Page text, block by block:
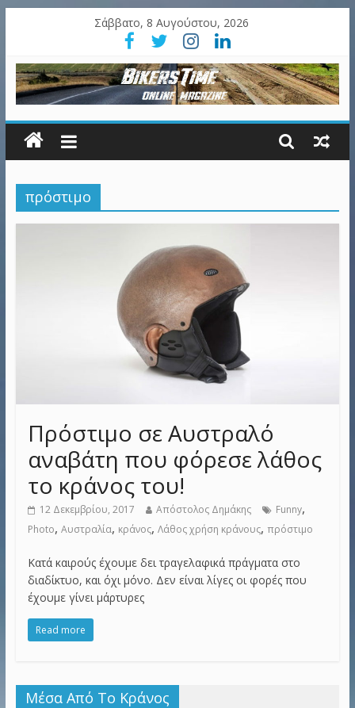
Σάββατο, 8 Αυγούστου, 2026
πρόστιμο
Πρόστιμο σε Αυστραλό
αναβάτη που φόρεσε λάθος
το κράνος του!
12 Δεκεμβρίου, 2017 Απόστολος Δημάκης Funny,
Photo, Αυστραλία, κράνος, Λάθος χρήση κράνους, πρόστιμο
Κατά καιρούς έχουμε δει τραγελαφικά πράγματα στο
διαδίκτυο, και όχι μόνο. Δεν είναι λίγες οι φορές που
έχουμε γίνει μάρτυρες
Read more
Μέσα Από Το Κράνος